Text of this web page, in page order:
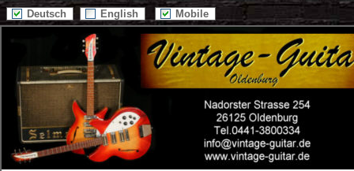
Deutsch English Mobile